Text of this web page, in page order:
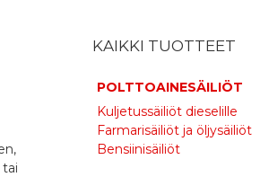
KAIKKI TUOTTEET
POLTTOAINESÄILIÖT
Kuljetussäiliöt dieselille
Farmarisäiliöt ja öljysäiliöt
Bensiinisäiliöt